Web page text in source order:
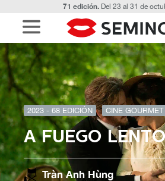
71 edición.Del 23 al 31 de
2023 - 68 EDICIÓN CINE GOURMET
A FUEGO LENTO
Tràn Anh Hùng